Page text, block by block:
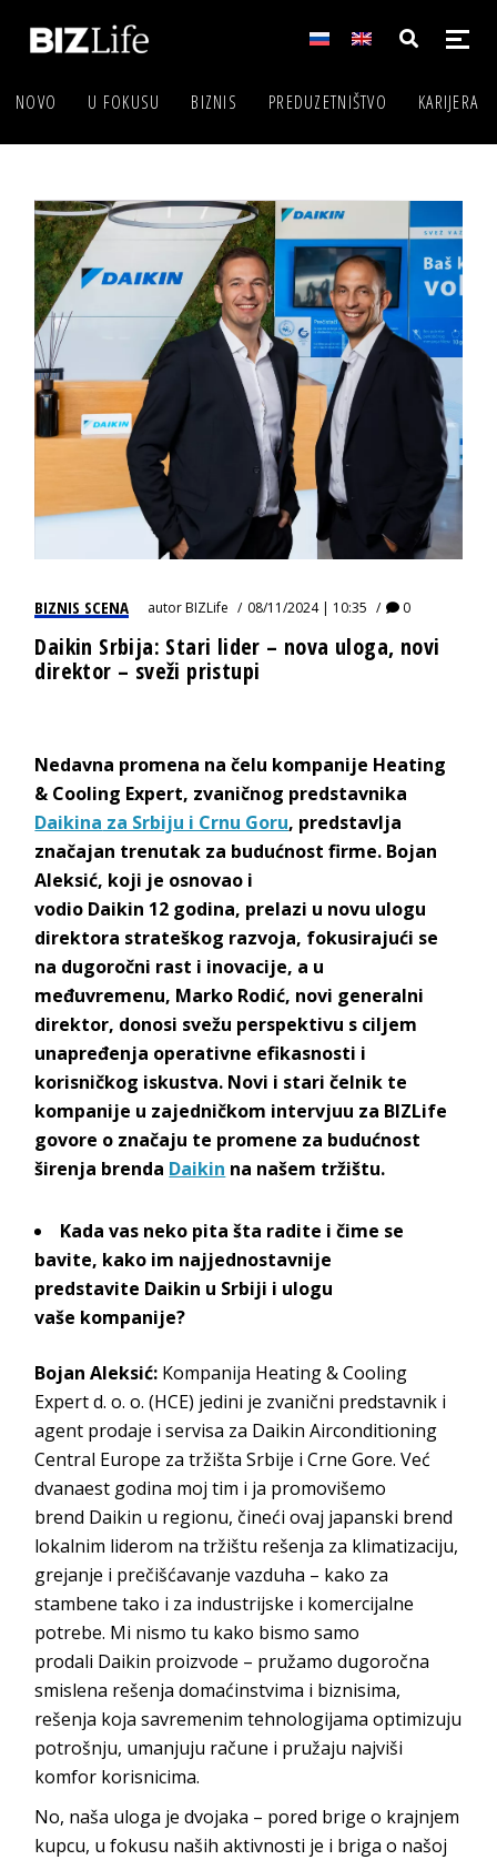
NOVO U FOKUSU BIZNIS PREDUZETNIŠTVO KARIJERA
BIZNIS SCENA autorBIZLife 08/11/2024 | 10:35 0
Daikin Srbija: Stari lider – nova uloga, novi
direktor – sveži pristupi
Nedavna promena na čelu kompanije Heating
& Cooling Expert, zvaničnog predstavnika
Daikina za Srbiju i Crnu Goru, predstavlja
značajan trenutak za budućnost firme. Bojan
Aleksić, koji je osnovao i
vodio Daikin 12 godina, prelazi u novu ulogu
direktora strateškog razvoja, fokusirajući se
na dugoročni rast i inovacije, a u
međuvremenu, Marko Rodić, novi generalni
direktor, donosi svežu perspektivu s ciljem
unapređenja operativne efikasnosti i
korisničkog iskustva. Novi i stari čelnik te
kompanije u zajedničkom intervjuu za BIZLife
govore o značaju te promene za budućnost
širenja brenda Daikin na našem tržištu.
Kada vas neko pita šta radite i čime se
bavite, kako im najjednostavnije
predstavite Daikin u Srbiji i ulogu
vaše kompanije?
Bojan Aleksić: Kompanija Heating & Cooling
Expert d. o.o. (HCE) jedini je zvanični predstavnik i
agent prodaje i servisa za Daikin Airconditioning
Central Europe za tržišta Srbije i Crne Gore. Već
dvanaest godina moj tim i ja promovišemo
brend Daikin u regionu, čineći ovaj japanski brend
lokalnim liderom na tržištu rešenja za klimatizaciju,
grejanje i prečišćavanje vazduha – kako za
stambene tako i za industrijske i komercijalne
potrebe. Mi nismo tu kako bismo samo
prodali Daikin proizvode – pružamo dugoročna
smislena rešenja domaćinstvima i biznisima,
rešenja koja savremenim tehnologijama optimizuju
potrošnju, umanjuju račune i pružaju najviši
komfor korisnicima.
No, naša uloga je dvojaka – pored brige o krajnjem
kupcu, u fokusu naših aktivnosti je i briga o našoj